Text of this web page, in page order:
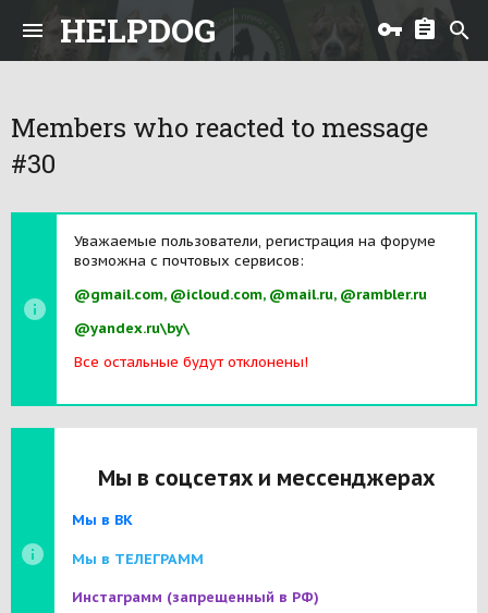
HELPDOG
Members who reacted to message
#30
Уважаемые пользователи, регистрация на форуме
возможна с почтовых сервисов:
@gmail.com, @icloud.com, @mail.ru, @rambler.ru
@yandex.ru\by\
Все остальные будут отклонены!
Мы в соцсетях и мессенджерах
Мы в ВК
Мы в ТЕЛЕГРАММ
Инстаграмм (запрещенный в РФ)